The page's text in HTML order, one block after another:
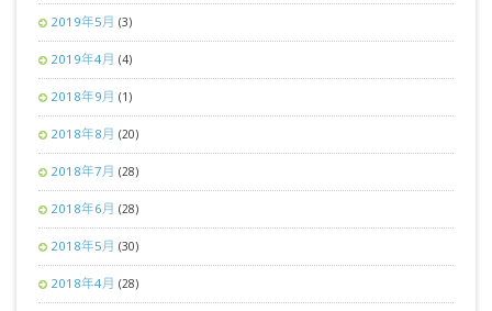
2019年5月 (3)
2019年4月 (4)
2018年9月 (1)
2018年8月 (20)
2018年7月 (28)
2018年6月 (28)
2018年5月 (30)
2018年4月 (28)